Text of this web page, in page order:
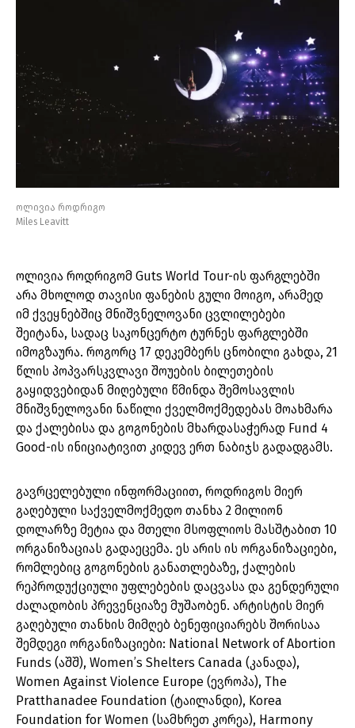
ოლივია როდრიგო
Miles Leavitt
ოლივია როდრიგომ Guts World Tour-ის ფარგლებში
არა მხოლოდ თავისი ფანების გული მოიგო, არამედ
იმ ქვეყნებშიც მნიშვნელოვანი ცვლილებები
შეიტანა, სადაც საკონცერტო ტურნეს ფარგლებში
იმოგზაურა. როგორც 17 დეკემბერს ცნობილი გახდა, 21
წლის პოპვარსკვლავი შოუების ბილეთების
გაყიდვებიდან მიღებული წმინდა შემოსავლის
მნიშვნელოვანი ნაწილი ქველმოქმედებას მოახმარა
და ქალებისა და გოგონების მხარდასაჭერად Fund 4
Good-ის ინიციატივით კიდევ ერთ ნაბიჯს გადადგამს.
გავრცელებული ინფორმაციით, როდრიგოს მიერ
გაღებული საქველმოქმედო თანხა 2 მილიონ
დოლარზე მეტია და მთელი მსოფლიოს მასშტაბით 10
ორგანიზაციას გადაეცემა. ეს არის ის ორგანიზაციები,
რომლებიც გოგონების განათლებაზე, ქალების
რეპროდუქციული უფლებების დაცვასა და გენდერული
ძალადობის პრევენციაზე მუშაობენ. არტისტის მიერ
გაღებული თანხის მიმღებ ბენეფიციარებს შორისაა
შემდეგი ორგანიზაციები: National Network of Abortion
Funds (აშშ), Women’s Shelters Canada (კანადა),
Women Against Violence Europe (ევროპა), The
Pratthanadee Foundation (ტაილანდი), Korea
Foundation for Women (სამხრეთ კორეა), Harmony